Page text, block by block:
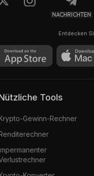
NACHRICHTEN
Entdecken
Nützliche Tools
Gewinn-Rechner